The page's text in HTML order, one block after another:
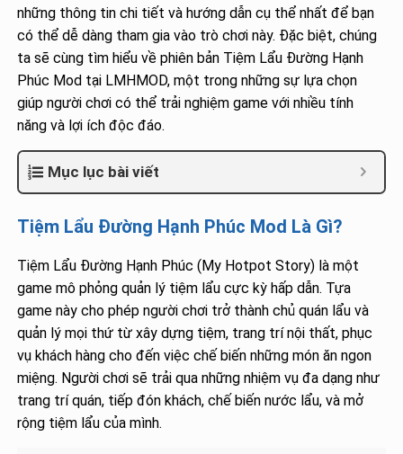
những thông tin chi tiết và hướng dẫn cụ thể nhất để bạn
có thể dễ dàng tham gia vào trò chơi này. Đặc biệt, chúng
ta sẽ cùng tìm hiểu về phiên bản Tiệm Lẩu Đường Hạnh
Phúc Mod tại LMHMOD, một trong những sự lựa chọn
giúp người chơi có thể trải nghiệm game với nhiều tính
năng và lợi ích độc đáo.
Mục lục bài viết
Tiệm Lẩu Đường Hạnh Phúc Mod Là Gì?
Tiệm Lẩu Đường Hạnh Phúc (My Hotpot Story) là một
game mô phỏng quản lý tiệm lẩu cực kỳ hấp dẫn. Tựa
game này cho phép người chơi trở thành chủ quán lẩu và
quản lý mọi thứ từ xây dựng tiệm, trang trí nội thất, phục
vụ khách hàng cho đến việc chế biến những món ăn ngon
miệng. Người chơi sẽ trải qua những nhiệm vụ đa dạng như
trang trí quán, tiếp đón khách, chế biến nước lẩu, và mở
rộng tiệm lẩu của mình.